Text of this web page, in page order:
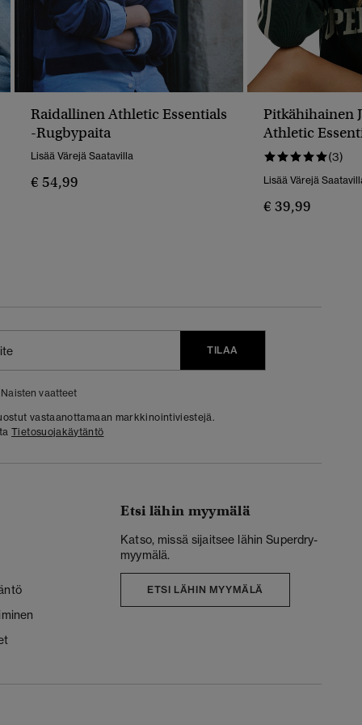
Raidallinen Athletic Essentials
-rugbypaita
Lisää Värejä Saatavilla
€ 54,99
Pitkähihainen
Athletic
(3)
Lisää Värejä
€ 39,99
TILAA
Naisten vaatteet
vastaanottamaan markkinointiviestejä.
Tietosuojakäytäntö
Etsi lähin myymälä
Katso, missä sijaitsee lähin Superdry-
myymälä.
ETSI LÄHIN MYYMÄLÄ